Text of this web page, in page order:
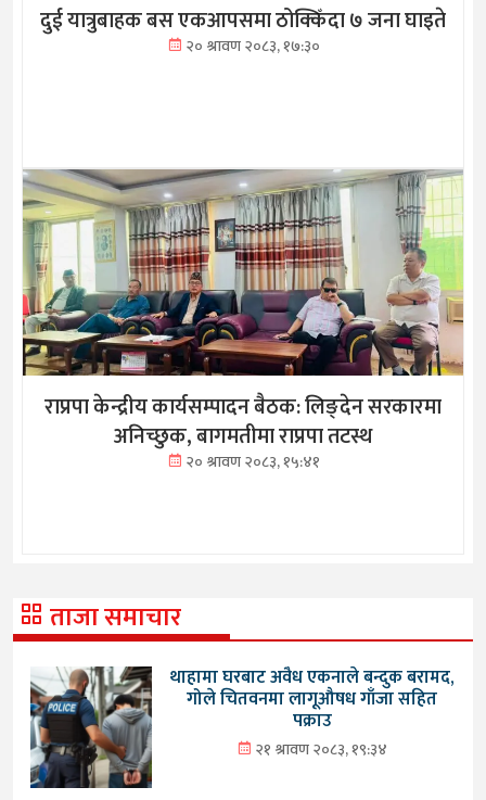
दुई यात्रुबाहक बस एकआपसमा ठोक्किँदा ७ जना घाइते
२० श्रावण २०८३, १७:३०
राप्रपा केन्द्रीय कार्यसम्पादन बैठक: लिङ्देन सरकारमा
अनिच्छुक, बागमतीमा राप्रपा तटस्थ
२० श्रावण २०८३, १५:४१
ताजा समाचार
थाहामा घरबाट अवैध एकनाले बन्दुक बरामद,
गोले चितवनमा लागूऔषध गाँजा सहित
पक्राउ
२१ श्रावण २०८३, १९:३४